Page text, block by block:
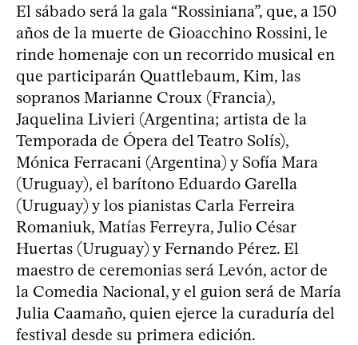
El sábado será la gala “Rossiniana”, que, a 150
años de la muerte de Gioacchino Rossini, le
rinde homenaje con un recorrido musical en
que participarán Quattlebaum, Kim, las
sopranos Marianne Croux (Francia),
Jaquelina Livieri (Argentina; artista de la
Temporada de Ópera del Teatro Solís),
Mónica Ferracani (Argentina) y Sofía Mara
(Uruguay), el barítono Eduardo Garella
(Uruguay) y los pianistas Carla Ferreira
Romaniuk, Matías Ferreyra, Julio César
Huertas (Uruguay) y Fernando Pérez. El
maestro de ceremonias será Levón, actor de
la Comedia Nacional, y el guion será de María
Julia Caamaño, quien ejerce la curaduría del
festival desde su primera edición.